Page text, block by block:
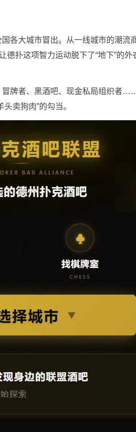
各大城市冒出。从一线城市的潮流
德扑这项智力运动脱下了“地下”的外
牌者、黑酒吧、现金私局组织者
卖狗肉”的勾当。